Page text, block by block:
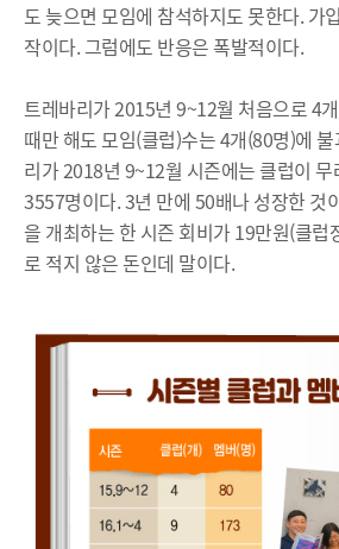
도 늦으면 모임에 참석하지도 못한다. 가
작이다. 그럼에도 반응은 폭발적이다.
트레바리가 2015년 9~12월 처음으로 4
때만 해도 모임(클럽)수는 4개(80명)에
리가 2018년 9~12월 시즌에는 클럽이
3557명이다. 3년 만에 50배나 성장한 것
을 개최하는 한 시즌 회비가 19만원(클럽
로 적지 않은 돈인데 말이다.